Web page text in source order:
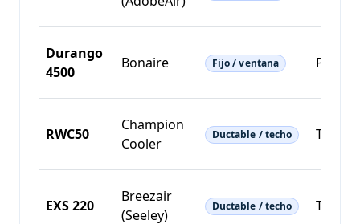
Durango
4500
Bonaire Fijo / ventana
RWC50
Champion
Cooler
Ductable / techo
EXS 220
Breezair
(Seeley)
Ductable / techo